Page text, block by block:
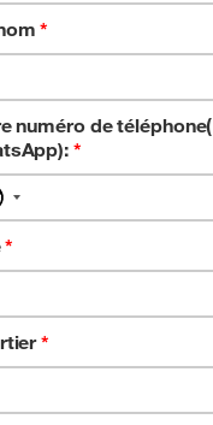
*
numéro de téléphone(
*
*
*